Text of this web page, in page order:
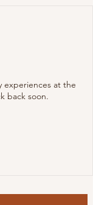
experiences at the
back soon.